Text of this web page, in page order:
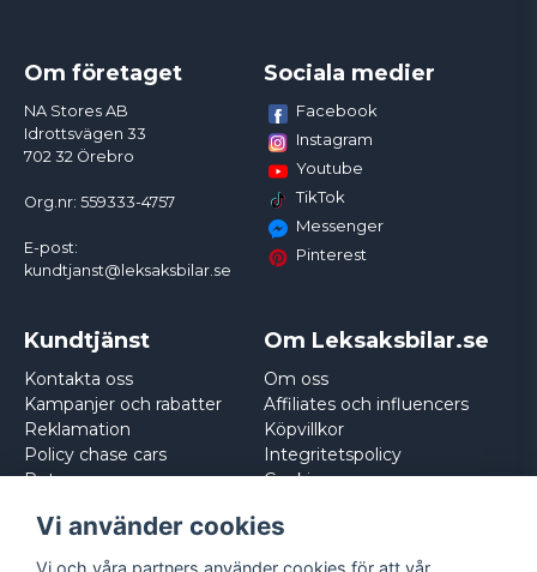
Om företaget
NA Stores AB
Idrottsvägen 33
702 32 Örebro
Org.nr: 559333-4757
E-post:
kundtjanst@leksaksbilar.se
Sociala medier
Facebook
Instagram
Youtube
TikTok
Messenger
Pinterest
Kundtjänst
Kontakta oss
Kampanjer och rabatter
Reklamation
Policy chase cars
Returnera
Om Leksaksbilar.se
Om oss
Affiliates och influencers
Köpvillkor
Integritetspolicy
Cookies
Vi använder cookies
Vi och våra partners använder cookies för att vår